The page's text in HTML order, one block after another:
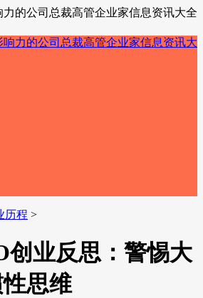
的公司总裁高管企业家信息资讯大全
历程 >
创业反思：警惕大
思维